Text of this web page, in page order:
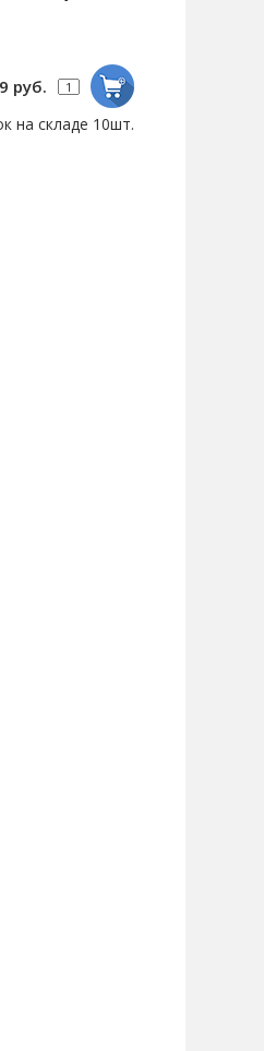
руб.
на складе 10шт.